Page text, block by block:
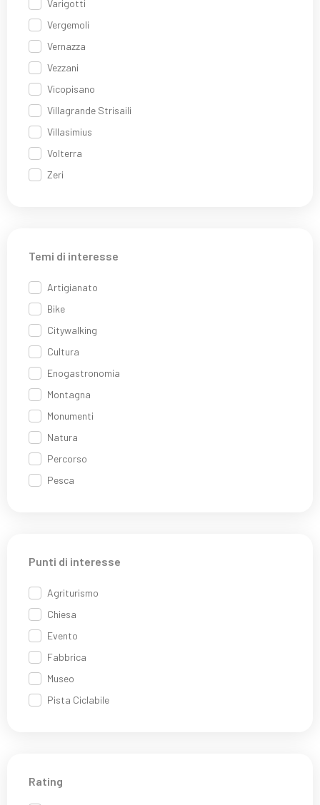
Varigotti
Vergemoli
Vernazza
Vezzani
Vicopisano
Villagrande Strisaili
Villasimius
Volterra
Zeri
Temi di interesse
Artigianato
Bike
Citywalking
Cultura
Enogastronomia
Montagna
Monumenti
Natura
Percorso
Pesca
Punti di interesse
Agriturismo
Chiesa
Evento
Fabbrica
Museo
Pista Ciclabile
Rating